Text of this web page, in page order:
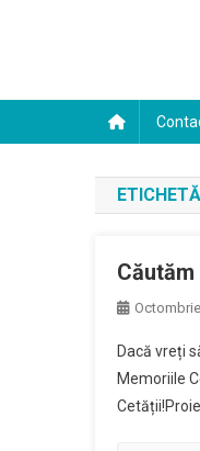
Dacă vreți
Memoriile